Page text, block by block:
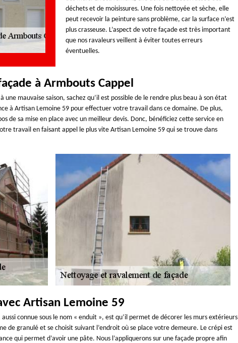
déchets et de moisissures. Une fois nettoyée et sèche, elle
peut recevoir la peinture sans problème, car la surface n’est
plus crasseuse. L’aspect de votre façade est très important
que nos ravaleurs veillent à éviter toutes erreurs
éventuelles.
à Armbouts Cappel
mauvaise saison, sachez qu’il est possible de le rendre plus beau à son état
à Artisan Lemoine 59 pour effectuer votre travail dans ce domaine. De plus,
de sa mise en place avec un meilleur devis. Donc, bénéficiez cette service en
travail en faisant appel le plus vite Artisan Lemoine 59 qui se trouve dans
Artisan Lemoine 59
connue sous le nom « enduit », est qu’il permet de décorer les murs extérieurs
de granulé et se choisit suivant l’endroit où se place votre demeure. Le crépi est
qui permet d’avoir une pâte. Nous l’appliquerons sur une façade propre afin